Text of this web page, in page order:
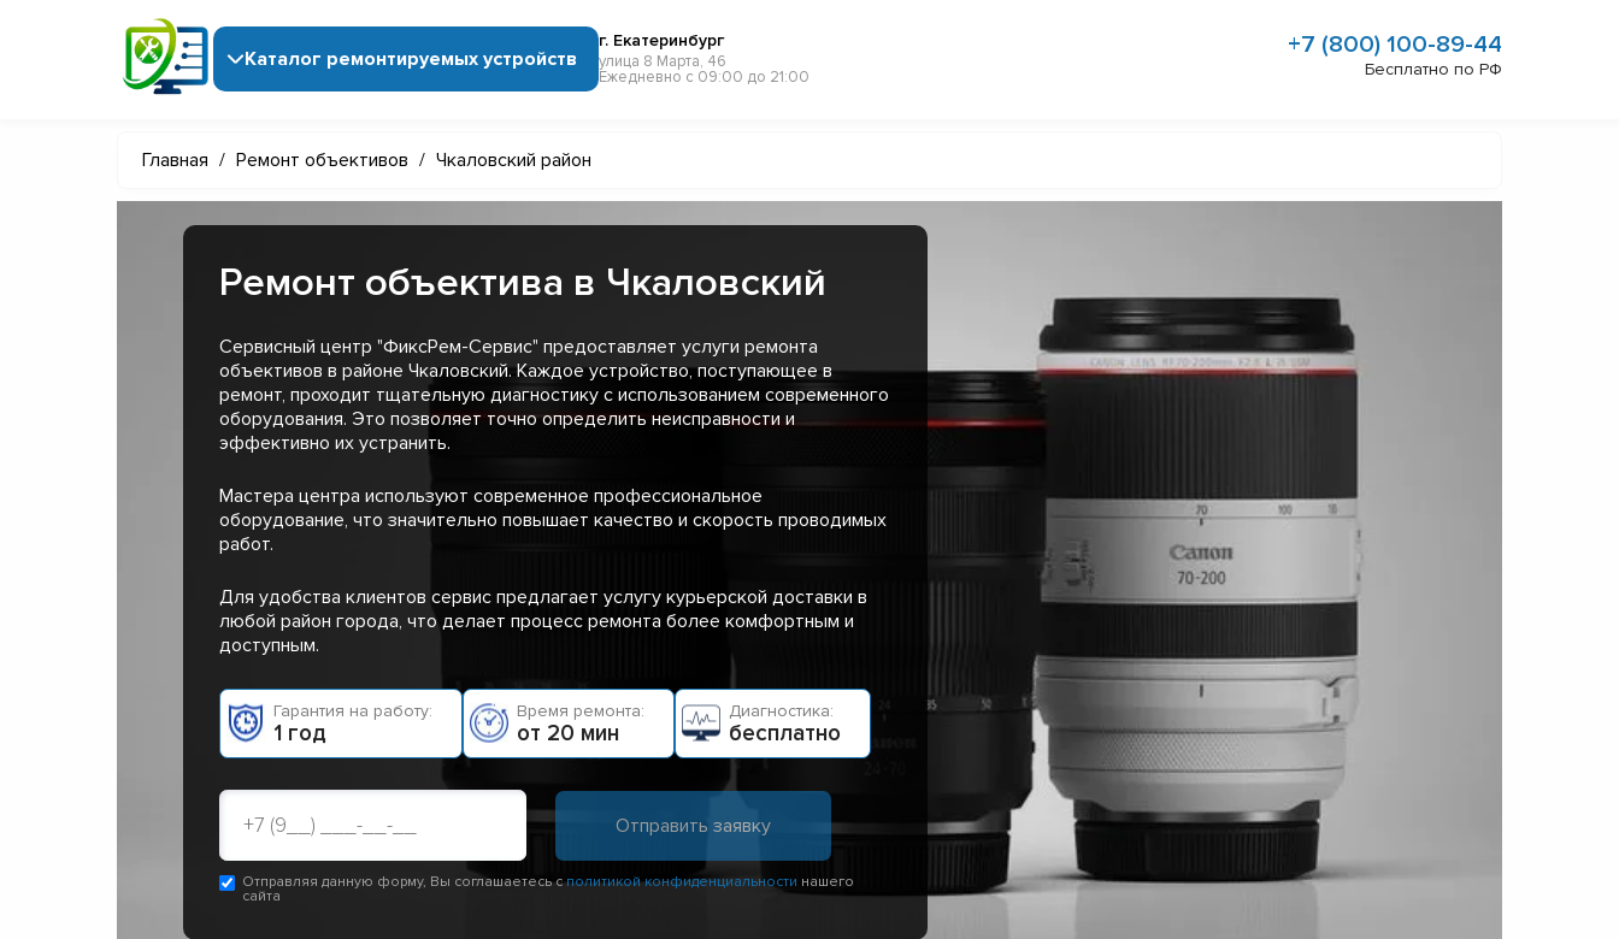
Каталог ремонтируемых устройств
г. Екатеринбург
улица 8 Марта, 46
Ежедневно с 09:00 до 21:00
+7 (800) 100-89-44
Бесплатно по РФ
Главная / Ремонт объективов / Чкаловский район
Ремонт объектива в Чкаловский
Сервисный центр "ФиксРем-Сервис" предоставляет услуги ремонта
объективов в районе Чкаловский. Каждое устройство, поступающее в
ремонт, проходит тщательную диагностику с использованием современного
оборудования. Это позволяет точно определить неисправности и
эффективно их устранить.
Мастера центра используют современное профессиональное
оборудование, что значительно повышает качество и скорость проводимых
работ.
Для удобства клиентов сервис предлагает услугу курьерской доставки в
любой район города, что делает процесс ремонта более комфортным и
доступным.
Гарантия на работу:
1 год
Время ремонта:
от 20 мин
Диагностика:
бесплатно
Отправляя данную форму, Вы соглашаетесь сполитикой конфиденциальности нашего
сайта